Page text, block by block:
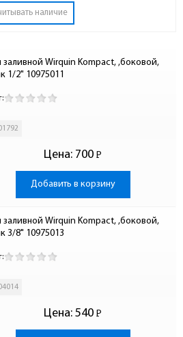
наличие
заливной Wirquin Kompact, ,боковой,
1/2" 10975011
Цена: 700 Р
-
Добавить в корзину
заливной Wirquin Kompact, ,боковой,
3/8" 10975013
Цена: 540 Р
-